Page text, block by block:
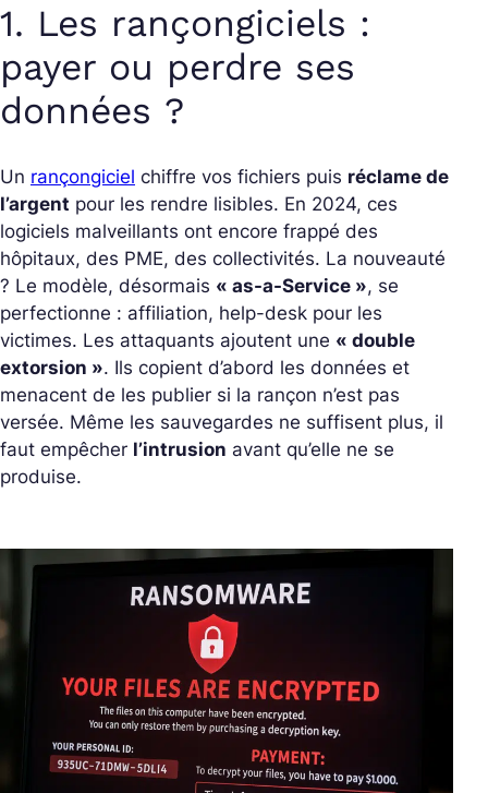
1. Les rançongiciels :
payer ou perdre ses
données ?
Un rançongiciel chiffre vos fichiers puis réclame de
l’argent pour les rendre lisibles. En 2024, ces
logiciels malveillants ont encore frappé des
hôpitaux, des PME, des collectivités. La nouveauté
? Le modèle, désormais « as-a-Service », se
perfectionne : affiliation, help-desk pour les
victimes. Les attaquants ajoutent une « double
extorsion ». Ils copient d’abord les données et
menacent de les publier si la rançon n’est pas
versée. Même les sauvegardes ne suffisent plus, il
faut empêcher l’intrusion avant qu’elle ne se
produise.